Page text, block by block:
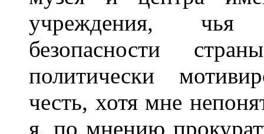
учреждения, чья
безопасности
политически
честь, хотя мне
я, по мнению